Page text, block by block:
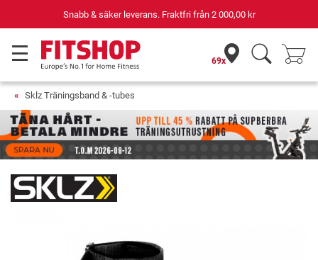
Snabb & säker leverans. Fraktfri från 2 000,00 kr
69x
Sklz Träningsband & -tubes